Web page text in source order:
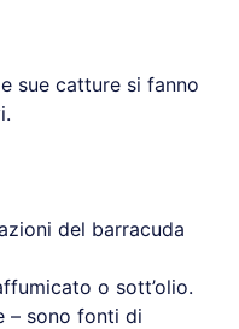
sue catture si fanno
del barracuda
o sott’olio.
– sono fonti di